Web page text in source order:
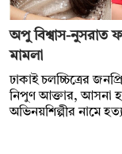
অপু বিশ্বাস-নুসরাত
মামলা
ঢাকাই চলচ্চিত্রের
নিপুণ আক্তার, আসনা
অভিনয়শিল্পীর নামে